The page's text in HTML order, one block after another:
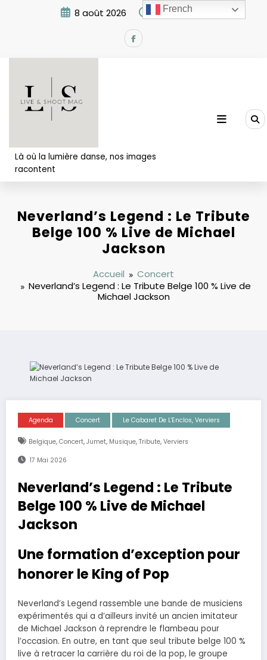
8 août 2026 12:54:46 PM
Là où la lumière danse, nos images
racontent
Neverland’s Legend : Le Tribute
Belge 100 % Live de Michael
Jackson
Accueil
Concert
Neverland’s Legend : Le Tribute Belge 100 % Live de
Michael Jackson
Agenda Concert Le Cabaret De L'Enclos, Verviers
Belgique, Concert, Jumet, Musique, Tribute, Verviers
17 Mai 2026
Neverland’s Legend : Le Tribute
Belge 100 % Live de Michael
Jackson
Une formation d’exception pour
honorer le King of Pop
Neverland’s Legend rassemble une bande de musiciens
expérimentés qui a d’ailleurs invité un ancien imitateur
de Michael Jackson à reprendre le flambeau pour
l’occasion. En outre, en tant que seul tribute belge 100 %
live à retracer la carrière du roi de la pop, le groupe
French